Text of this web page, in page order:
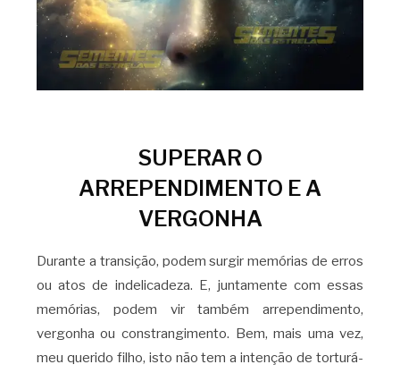
SUPERAR O
ARREPENDIMENTO E A
VERGONHA
Durante a transição, podem surgir memórias de erros
ou atos de indelicadeza. E, juntamente com essas
memórias, podem vir também arrependimento,
vergonha ou constrangimento. Bem, mais uma vez,
meu querido filho, isto não tem a intenção de torturá-